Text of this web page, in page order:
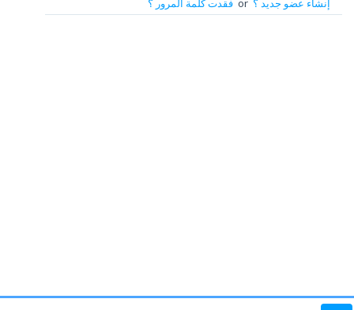
إنشاء عضو جديد ؟or فقدت كلمة المرور ؟